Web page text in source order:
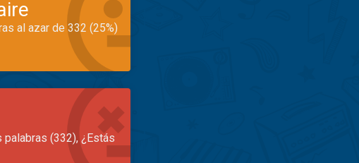
al azar de 332 (25%)
palabras (332), ¿Estás